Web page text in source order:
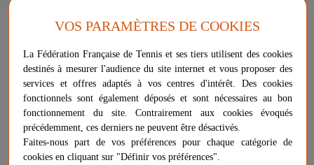
Découpe au format
Plus d'informations sur ce produit
Voir les questions / réponses
Cliquez ci-dessous pour personnaliser ce produit avec les
éléments suivants :
VOS PARAMÈTRES DE COOKIES
La Fédération Française de Tennis et ses tiers utilisent des cookies
destinés à mesurer l'audience du site internet et vous proposer des
services et offres adaptés à vos centres d'intérêt. Des cookies
fonctionnels sont également déposés et sont nécessaires au bon
fonctionnement du site. Contrairement aux cookies évoqués
précédemment, ces derniers ne peuvent être désactivés.
Faites-nous part de vos préférences pour chaque catégorie de
cookies en cliquant sur "Définir vos préférences".